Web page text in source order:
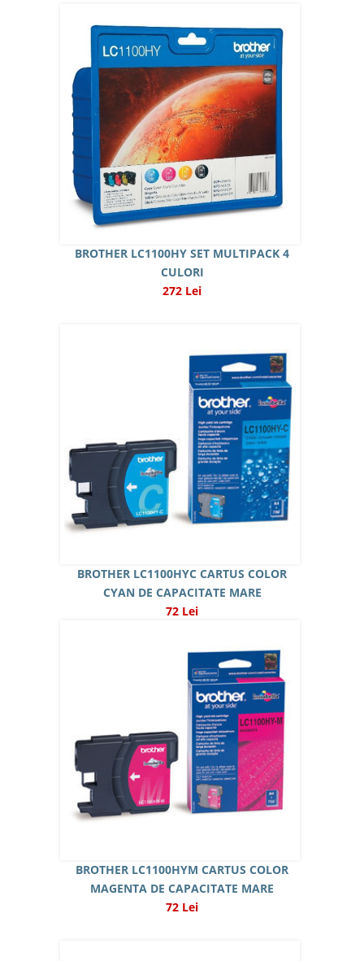
BROTHER LC1100HY SET MULTIPACK 4
CULORI
272 Lei
BROTHER LC1100HYC CARTUS COLOR
CYAN DE CAPACITATE MARE
72 Lei
BROTHER LC1100HYM CARTUS COLOR
MAGENTA DE CAPACITATE MARE
72 Lei